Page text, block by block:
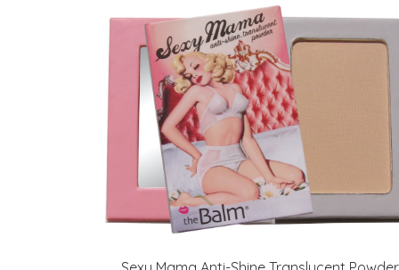
Sponsoriltamme
IdealofMeD